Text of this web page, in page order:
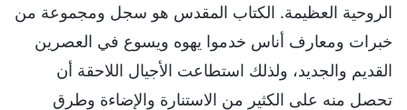
الروحية العظيمة. الكتاب المقدس هو سجل ومجموعة من
خبرات ومعارف أناس خدموا يهوه ويسوع في العصرين
القديم والجديد، ولذلك استطاعت الأجيال اللاحقة أن
تحصل منه على الكثير من الاستنارة والإضاءة وطرق